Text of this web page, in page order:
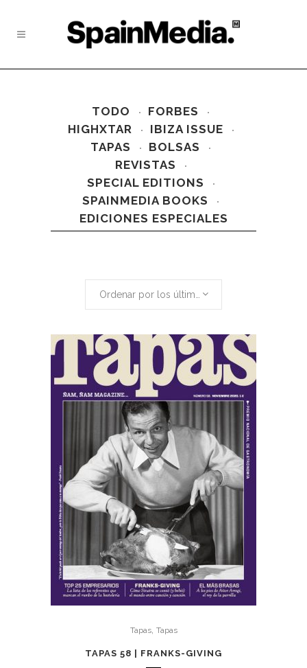
TODO
FORBES
HIGHXTAR
IBIZA ISSUE
TAPAS
BOLSAS
REVISTAS
SPECIAL EDITIONS
SPAINMEDIA BOOKS
EDICIONES ESPECIALES
Tapas, Tapas
TAPAS 58 | FRANKS-GIVING